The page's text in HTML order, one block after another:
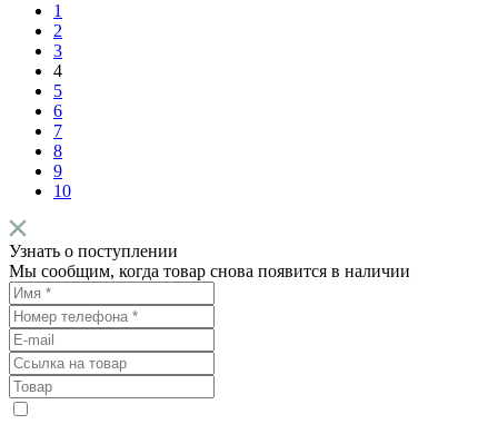
1
2
3
4
5
6
7
8
9
10
Узнать о поступлении
Мы сообщим, когда товар снова появится в наличии